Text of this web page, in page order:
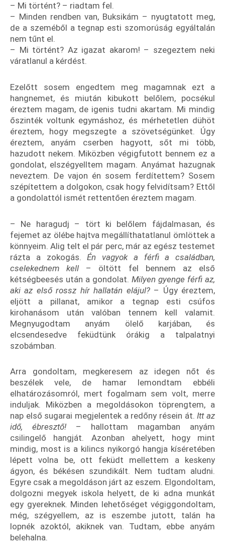
– Mi történt? – riadtam fel.
– Minden rendben van, Buksikám – nyugtatott meg,
de a szeméből a tegnap esti szomorúság egyáltalán
nem tűnt el.
– Mi történt? Az igazat akarom! – szegeztem neki
váratlanul a kérdést.
Ezelőtt sosem engedtem meg magamnak ezt a
hangnemet, és miután kibukott belőlem, pocsékul
éreztem magam, de igenis tudni akartam. Mi mindig
őszinték voltunk egymáshoz, és mérhetetlen dühöt
éreztem, hogy megszegte a szövetségünket. Úgy
éreztem, anyám cserben hagyott, sőt mi több,
hazudott nekem. Miközben végigfutott bennem ez a
gondolat, elszégyelltem magam. Anyámat hazugnak
neveztem. De vajon én sosem ferdítettem? Sosem
szépítettem a dolgokon, csak hogy felvidítsam? Ettől
a gondolattól ismét rettentően éreztem magam.
– Ne haragudj – tört ki belőlem fájdalmasan, és
fejemet az ölébe hajtva megállíthatatlanul ömlöttek a
könnyeim. Alig telt el pár perc, már az egész testemet
rázta a zokogás.Én vagyok a férfi a családban,
cselekednem kell – öltött fel bennem az első
kétségbeesés után a gondolat. Milyen gyenge férfi az,
aki az első rossz hír hallatán elájul?– Úgy éreztem,
eljött a pillanat, amikor a tegnap esti csúfos
kirohanásom után valóban tennem kell valamit.
Megnyugodtam anyám ölelő karjában, és
elcsendesedve feküdtünk órákig a talpalatnyi
szobámban.
Arra gondoltam, megkeresem az idegen nőt és
beszélek vele, de hamar lemondtam ebbéli
elhatározásomról, mert fogalmam sem volt, merre
induljak. Miközben a megoldásokon töprengtem, a
nap első sugarai megjelentek a redőny résein át.Itt az
idő, ébresztő! – hallottam magamban anyám
csilingelő hangját. Azonban ahelyett, hogy mint
mindig, most is a kilincs nyikorgó hangja kíséretében
lépett volna be, ott feküdt mellettem a keskeny
ágyon, és békésen szundikált. Nem tudtam aludni.
Egyre csak a megoldáson járt az eszem. Elgondoltam,
dolgozni megyek iskola helyett, de ki adna munkát
egy gyereknek. Minden lehetőséget végiggondoltam,
még, szégyellem, az is eszembe jutott, talán ha
lopnék azoktól, akiknek van. Tudtam, ebbe anyám
belehalna.